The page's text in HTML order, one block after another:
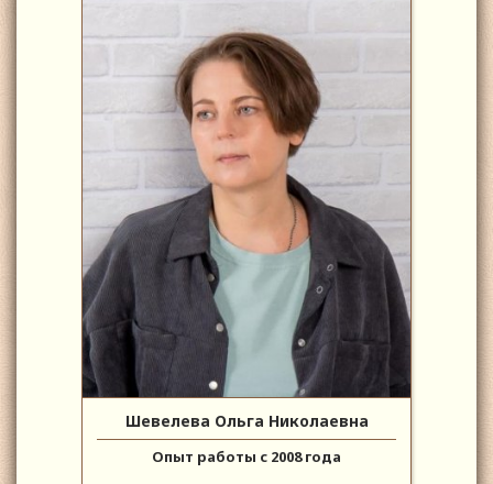
Шевелева Ольга Николаевна
Опыт работы с 2008 года